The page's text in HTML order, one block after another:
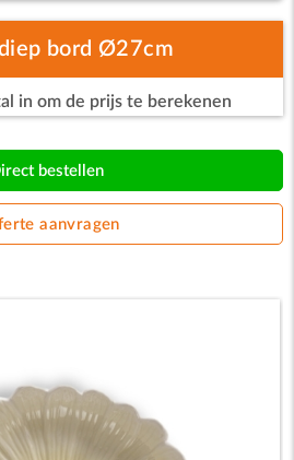
bord Ø27cm
in om de prijs te berekenen
bestellen
aanvragen